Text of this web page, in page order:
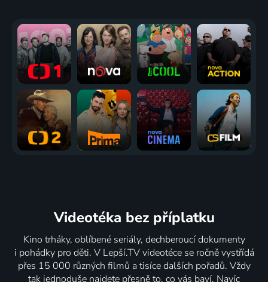
Videotéka bez příplatku
Kino trháky, oblíbené seriály, dechberoucí dokumenty
i pohádky pro děti. V Lepší.TV videotéce se ročně vystřídá
přes 15 000 různých filmů a tisíce dalších pořadů. Vždy
tak jednoduše najdete přesně to, co vás baví. Navíc